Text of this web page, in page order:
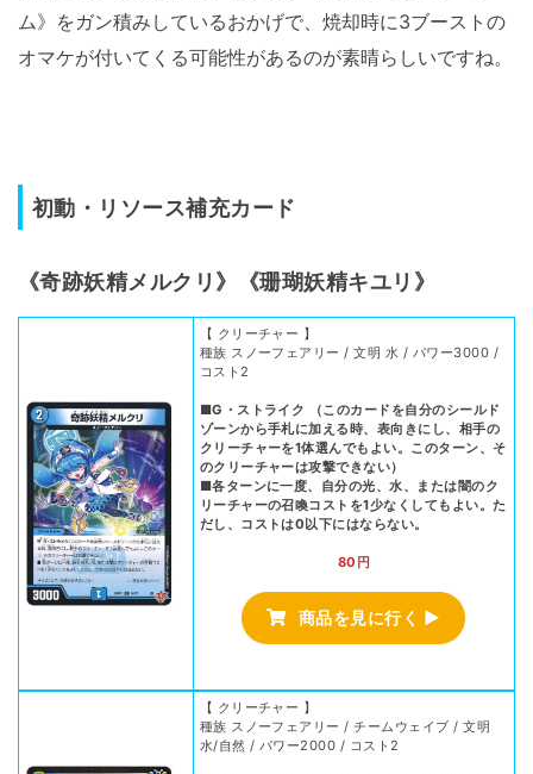
ム》をガン積みしているおかげで、焼却時に3ブーストの
オマケが付いてくる可能性があるのが素晴らしいですね。
初動・リソース補充カード
《奇跡妖精メルクリ》《珊瑚妖精キユリ》
【 クリーチャー 】
種族 スノーフェアリー / 文明 水 / パワー3000 /
コスト2
■G・ストライク （このカードを自分のシールド
ゾーンから手札に加える時、表向きにし、相手の
クリーチャーを1体選んでもよい。このターン、そ
のクリーチャーは攻撃できない）
■各ターンに一度、自分の光、水、または闇のク
リーチャーの召喚コストを1少なくしてもよい。た
だし、コストは0以下にはならない。
80円
商品を見に行く ▶
【 クリーチャー 】
種族 スノーフェアリー / チームウェイブ / 文明
水/自然 / パワー2000 / コスト2